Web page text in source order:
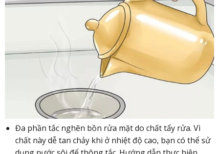
Đa phần tắc nghẽn bồn rửa mặt do chất tẩy rửa. Vì
chất này dễ tan chảy khi ở nhiệt độ cao, bạn có thể sử